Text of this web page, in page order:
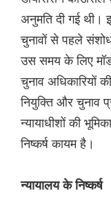
अनुमति दी गई
चुनावों से पहले
उस समय के लिए
चुनाव अधिकारियों
नियुक्ति और चुनाव
न्यायाधीशों की
निष्कर्ष कायम है।
न्यायालय के निष्कर्ष